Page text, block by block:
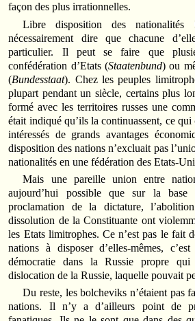
façon des plus irrationnelles.
Libre disposition des
nécessairement dire que chacune
particulier. Il peut se faire que
confédération d’Etats (Staatenbund) ou
(Bundesstaat). Chez les peuples
plupart pendant un siècle, certains plus
formé avec les territoires russes une
était indiqué qu’ils la continuassent, ce
intéressés de grands avantages
disposition des nations n’excluait pas
nationalités en une fédération des Etats-
Mais une pareille union entre
aujourd’hui possible que sur la
proclamation de la dictature,
dissolution de la Constituante ont
les Etats limitrophes. Ce n’est pas le fait
nations à disposer d’elles-mêmes,
démocratie dans la Russie propre
dislocation de la Russie, laquelle pouvait
Du reste, les bolcheviks n’étaient pas
nations. Il n’y a d’ailleurs point de